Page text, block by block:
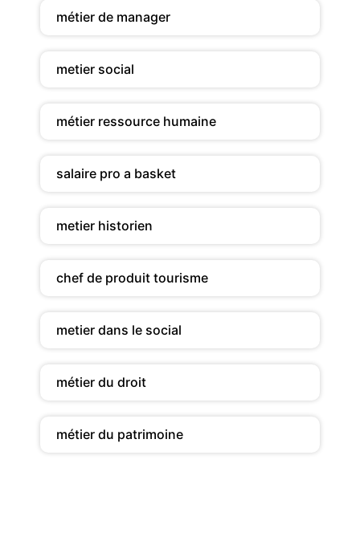
métier de manager
metier social
métier ressource humaine
salaire pro a basket
metier historien
chef de produit tourisme
metier dans le social
métier du droit
métier du patrimoine